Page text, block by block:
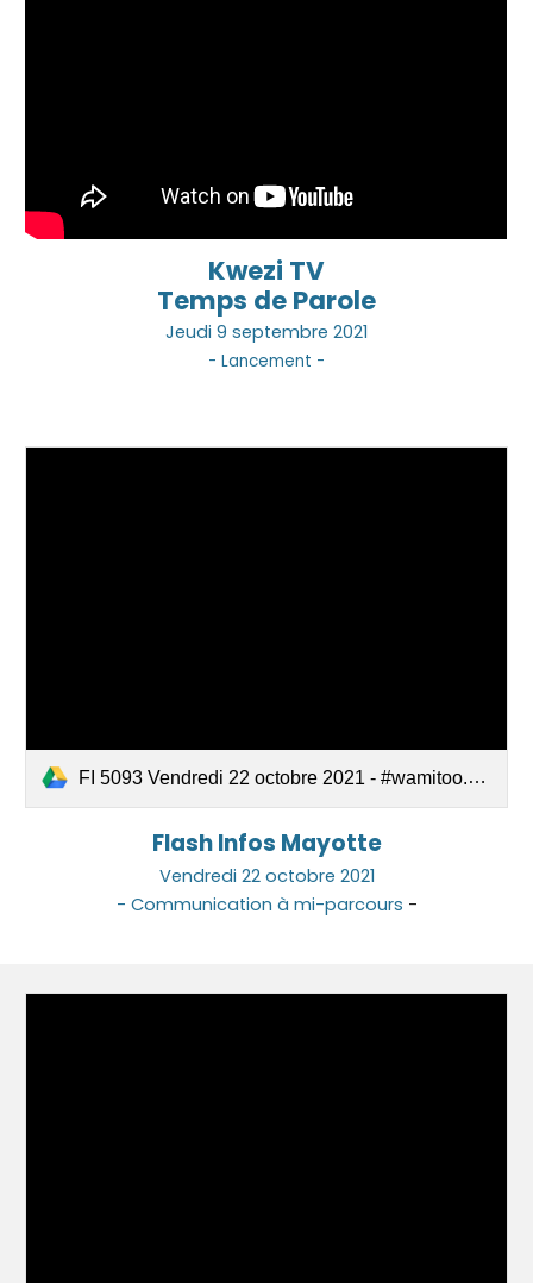
Kwezi TV
Temps de Parole
Jeudi 9 septembre 2021
- Lancement -
FI 5093 Vendredi 22 octobre 2021 - #wamitoo.pdf
Flash Infos Mayotte
Vendredi 22 octobre 2021
- Communication à mi-parcours -